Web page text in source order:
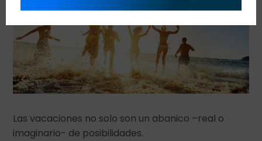
Las vacaciones no solo son un abanico –real o
imaginario- de posibilidades.